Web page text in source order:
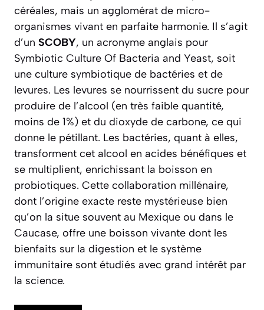
céréales, mais un agglomérat de micro-
organismes vivant en parfaite harmonie. Il s’agit
d’un SCOBY, un acronyme anglais pour
Symbiotic Culture Of Bacteria and Yeast, soit
une culture symbiotique de bactéries et de
levures. Les levures se nourrissent du sucre pour
produire de l’alcool (en très faible quantité,
moins de 1%) et du dioxyde de carbone, ce qui
donne le pétillant. Les bactéries, quant à elles,
transforment cet alcool en acides bénéfiques et
se multiplient, enrichissant la boisson en
probiotiques. Cette collaboration millénaire,
dont l’origine exacte reste mystérieuse bien
qu’on la situe souvent au Mexique ou dans le
Caucase, offre une boisson vivante dont les
bienfaits sur la digestion et le système
immunitaire sont étudiés avec grand intérêt par
la science.